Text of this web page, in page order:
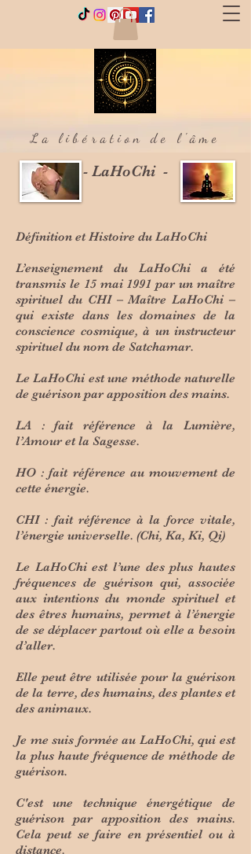
La libération de l'âme
- LaHoChi -
Définition et Histoire du LaHoChi
L’enseignement du LaHoChi a été
transmis le 15 mai 1991 par un maître
spirituel du CHI – Maître LaHoChi –
qui existe dans les domaines de la
conscience cosmique, à un instructeur
spirituel du nom de Satchamar.
Le LaHoChi est une méthode naturelle
de guérison par apposition des mains.
LA : fait référence à la Lumière,
l’Amour et la Sagesse.
HO : fait référence au mouvement de
cette énergie.
CHI : fait référence à la force vitale,
l’énergie universelle. (Chi, Ka, Ki, Qi)
Le LaHoChi est l’une des plus hautes
fréquences de guérison qui, associée
aux intentions du monde spirituel et
des êtres humains, permet à l’énergie
de se déplacer partout où elle a besoin
d’aller.
Elle peut être utilisée pour la guérison
de la terre, des humains, des plantes et
des animaux.
Je me suis formée au LaHoChi, qui est
la plus haute fréquence de méthode de
guérison.
C'est une technique énergétique de
guérison par apposition des mains.
Cela peut se faire en présentiel ou à
distance.